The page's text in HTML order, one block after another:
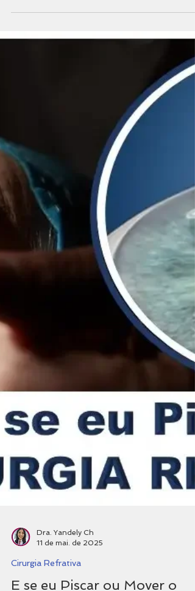
Cirurgia Refrativa
como corrigimos a visão. Entre as tecnologias
mais modernas, previsíveis e eficazes da
oftalmologia moderna está o LASIK com Laser
de Femtosegundo (FemtoLASIK). Esta técnica
revolucionou a correção visual ao aliar alta
precisão, segurança cirúrgica e uma
notavelmente rápida, consolidando-se como a
principal escolha para a correção definitiva da
Miopia, Astigmatismo e Hiper